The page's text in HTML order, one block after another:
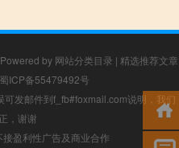
Powered by 网站分类目录 | 精选推荐文章
蜀ICP备55479492号
发邮件到f_fb#foxmail.com说明，我们
，谢谢
盈利性广告及商业合作